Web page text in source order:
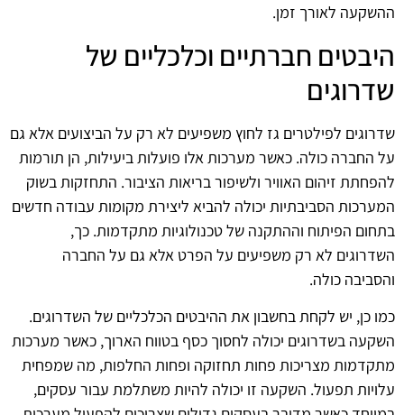
ההשקעה לאורך זמן.
היבטים חברתיים וכלכליים של
שדרוגים
שדרוגים לפילטרים גז לחוץ משפיעים לא רק על הביצועים אלא גם
על החברה כולה. כאשר מערכות אלו פועלות ביעילות, הן תורמות
להפחתת זיהום האוויר ולשיפור בריאות הציבור. התחזקות בשוק
המערכות הסביבתיות יכולה להביא ליצירת מקומות עבודה חדשים
בתחום הפיתוח וההתקנה של טכנולוגיות מתקדמות. כך,
השדרוגים לא רק משפיעים על הפרט אלא גם על החברה
והסביבה כולה.
כמו כן, יש לקחת בחשבון את ההיבטים הכלכליים של השדרוגים.
השקעה בשדרוגים יכולה לחסוך כסף בטווח הארוך, כאשר מערכות
מתקדמות מצריכות פחות תחזוקה ופחות החלפות, מה שמפחית
עלויות תפעול. השקעה זו יכולה להיות משתלמת עבור עסקים,